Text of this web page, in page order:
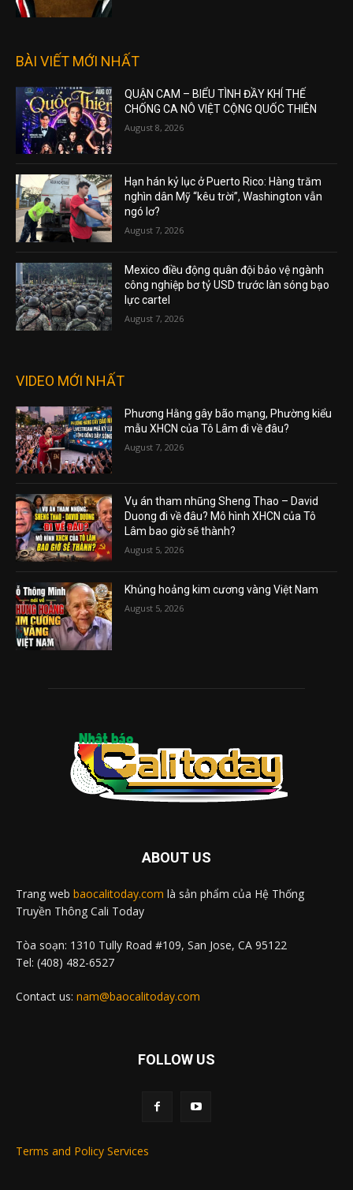
BÀI VIẾT MỚI NHẤT
QUẬN CAM – BIỂU TÌNH ĐẦY KHÍ THẾ
CHỐNG CA NÔ VIỆT CỘNG QUỐC THIÊN
August 8, 2026
Hạn hán kỷ lục ở Puerto Rico: Hàng trăm
nghìn dân Mỹ “kêu trời”, Washington vẫn
ngó lơ?
August 7, 2026
Mexico điều động quân đội bảo vệ ngành
công nghiệp bơ tỷ USD trước làn sóng bạo
lực cartel
August 7, 2026
VIDEO MỚI NHẤT
Phương Hằng gây bão mạng, Phường kiểu
mẫu XHCN của Tô Lâm đi về đâu?
August 7, 2026
Vụ án tham nhũng Sheng Thao – David
Duong đi về đâu? Mô hình XHCN của Tô
Lâm bao giờ sẽ thành?
August 5, 2026
Khủng hoảng kim cương vàng Việt Nam
August 5, 2026
ABOUT US
Trang web baocalitoday.com là sản phẩm của Hệ Thống
Truyền Thông Cali Today
Tòa soạn: 1310 Tully Road #109, San Jose, CA 95122
Tel: (408) 482-6527
Contact us: nam@baocalitoday.com
FOLLOW US
Terms and Policy Services